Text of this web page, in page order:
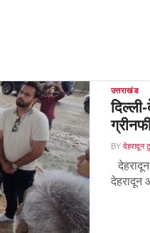
उत्तराखंड
BY देहरादून
देहरादून